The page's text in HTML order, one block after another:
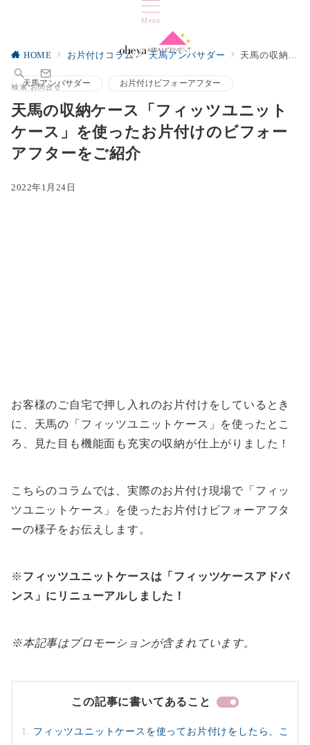
Menu
検索 お問合せ
HOME お片付けコラム 天馬アンバサダー 天馬の収納ケース「フィッツユニットケース」を使ったお片付けのビフォーアフターをご紹介
天馬アンバサダー お片付けビフォーアフター
天馬の収納ケース「フィッツユニット
ケース」を使ったお片付けのビフォー
アフターをご紹介
2022年1月24日
お客様のご自宅で押し入れのお片付けをしているとき
に、天馬の「フィッツユニットケース」を使ったとこ
ろ、見た目も機能面も充実の収納が仕上がりました！
こちらのコラムでは、実際のお片付け現場で「フィッ
ツユニットケース」を使ったお片付けビフォーアフタ
ーの様子をお伝えします。
※ フィッツユニットケースは「フィッツケースアドバ
ンス」にリニューアルしました！
※本記事はプロモーションが含まれています。
この記事に書いてあること
フィッツユニットケースを使ってお片付けをしたら、こ